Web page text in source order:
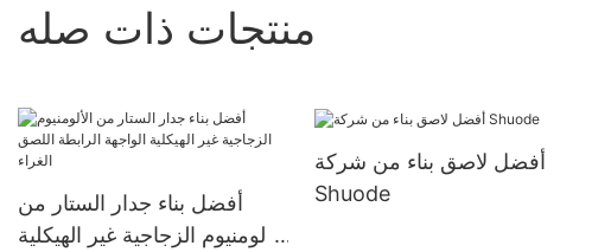
منتجات ذات صله
أفضل بناء جدار الستار من
الألومنيوم الزجاجية غير الهيكلية
أفضل لاصق بناء من شركة
Shuode